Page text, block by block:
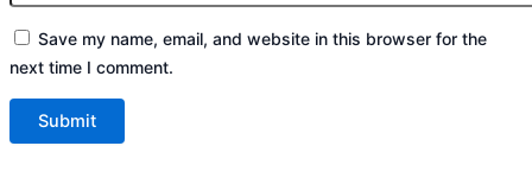
Save my name, email, and website in this browser for the
next time I comment.